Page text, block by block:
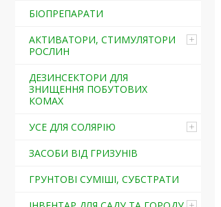
БІОПРЕПАРАТИ
АКТИВАТОРИ, СТИМУЛЯТОРИ
РОСЛИН
ДЕЗИНСЕКТОРИ ДЛЯ
ЗНИЩЕННЯ ПОБУТОВИХ
КОМАХ
УСЕ ДЛЯ СОЛЯРІЮ
ЗАСОБИ ВІД ГРИЗУНІВ
ГРУНТОВІ СУМІШІ, СУБСТРАТИ